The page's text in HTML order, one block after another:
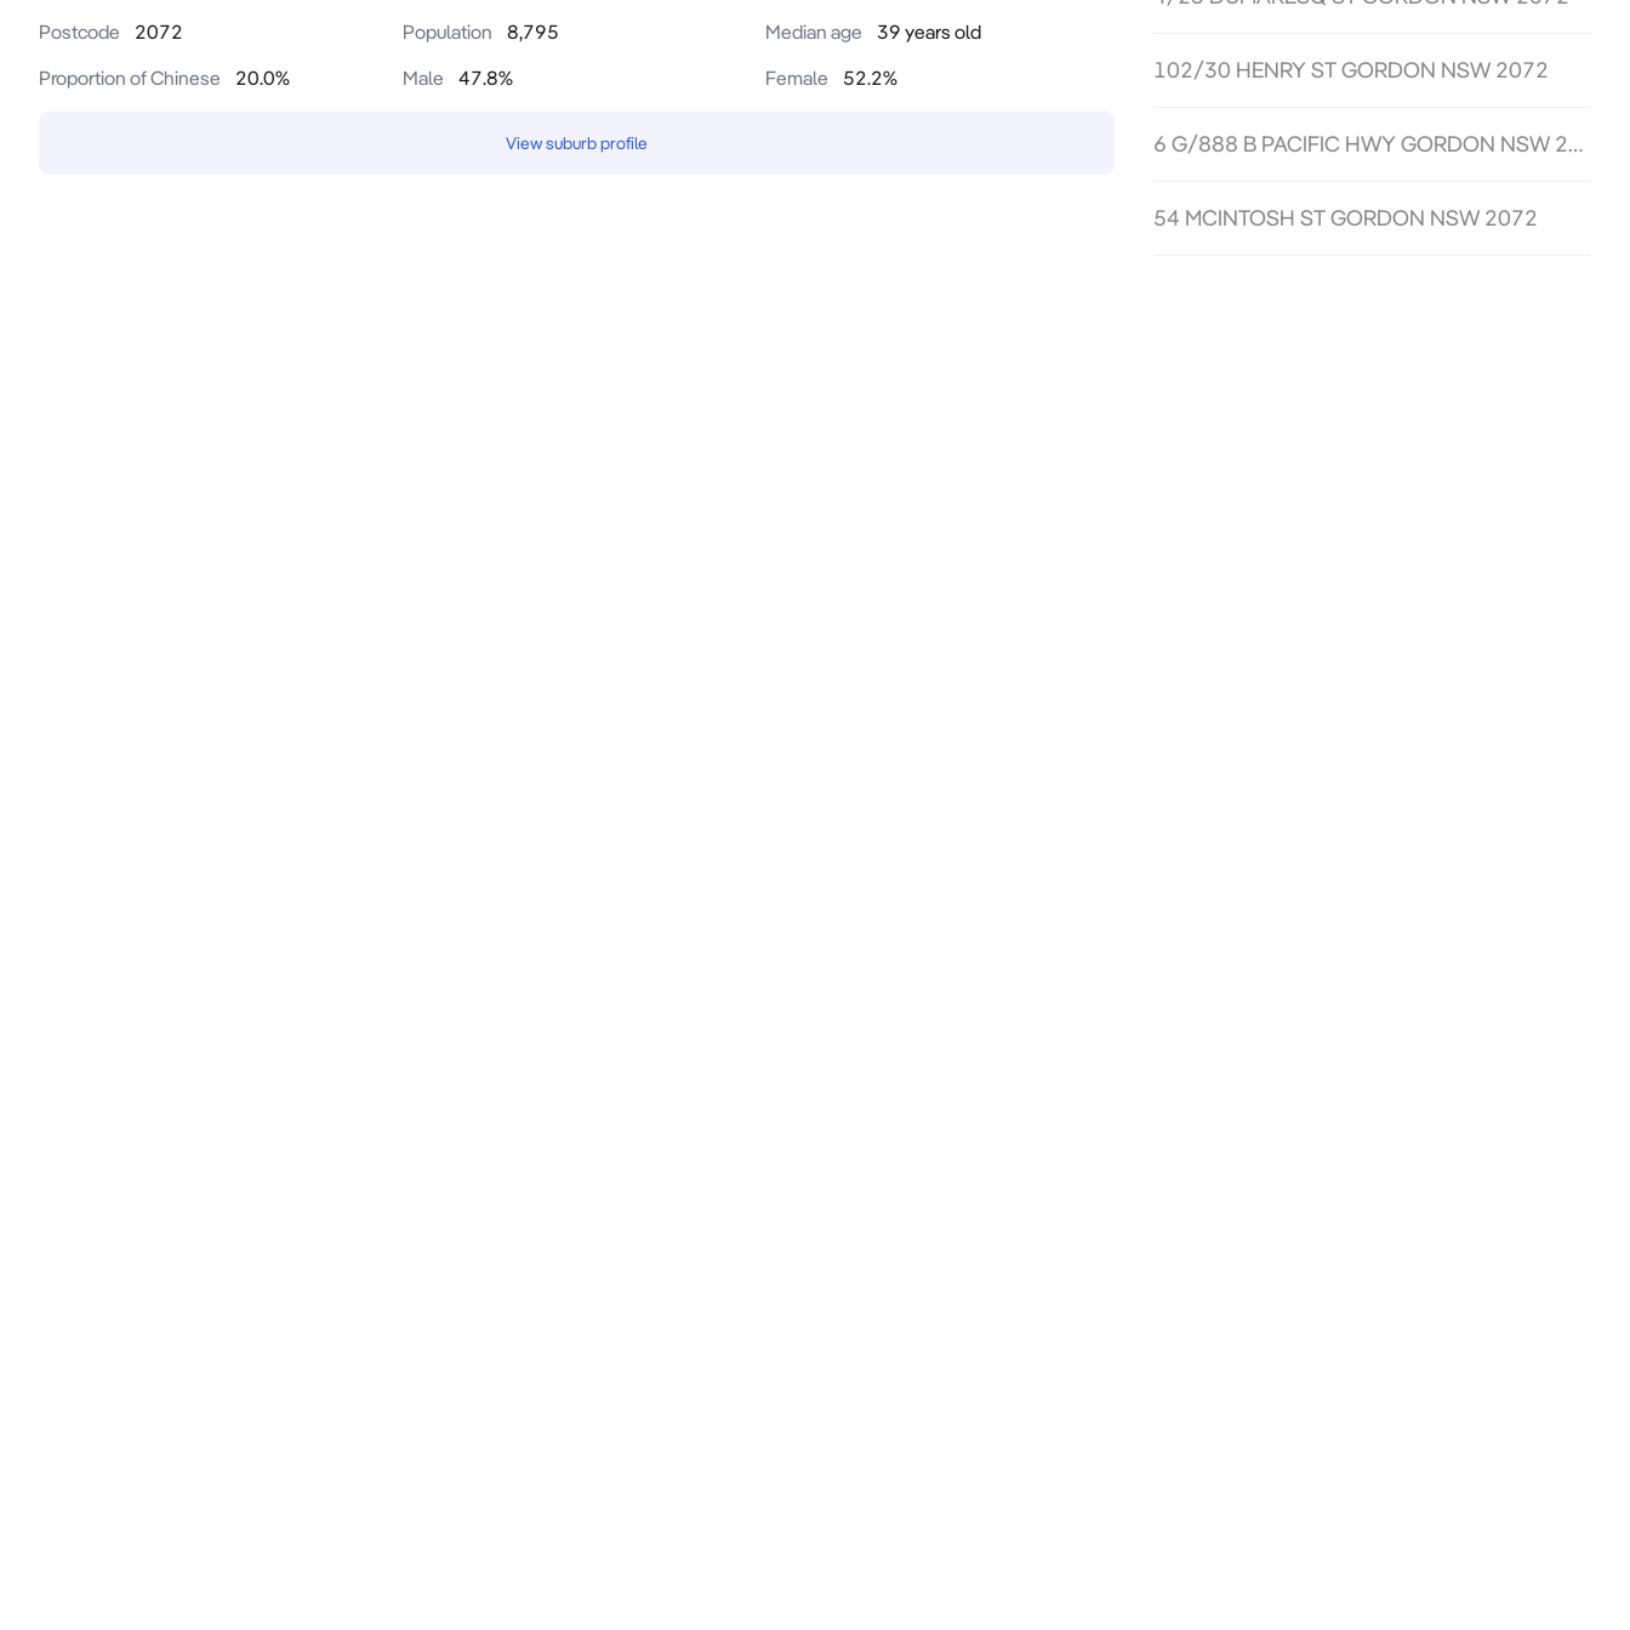
Postcode 2072 Population 8,795 Median age
39 years old
Proportion of Chinese
20.0% Male 47.8% Female 52.2%
View suburb profile
102/30 HENRY ST GORDON NSW 2072
6 G/888 B PACIFIC HWY GORDON NSW 2072
54 MCINTOSH ST GORDON NSW 2072